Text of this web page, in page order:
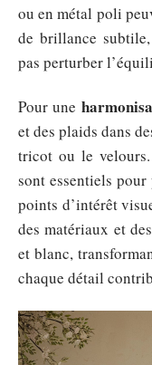
ou en métal poli
de brillance
pas perturber
Pour une
et des plaids dans
tricot ou le velours.
sont essentiels pour
points d’intérêt
des matériaux et
et blanc,
chaque détail